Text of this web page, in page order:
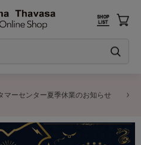
マーセンター夏季休業のお知らせ